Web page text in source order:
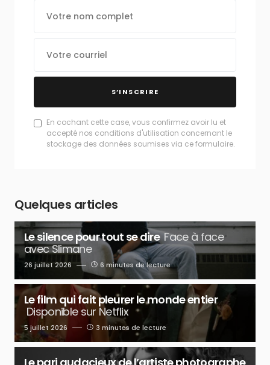
S’INSCRIRE
En cochant cette case, vous confirmez avoir lu et
accepté nos conditions d'utilisation concernant le
stockage des données soumises via ce formulaire.
Quelques articles
Le silence pour tout se dire Face à face
avec Slimane
26 juillet 2026 6 minutes de lecture
Le film qui fait pleurer le monde entier
Disponible sur Netflix
5 juillet 2026 3 minutes de lecture